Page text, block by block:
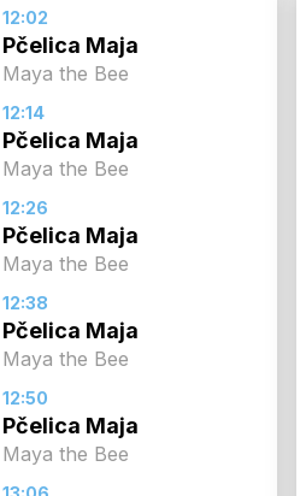
12:02
Pčelica Maja
Maya the Bee
12:14
Pčelica Maja
Maya the Bee
12:26
Pčelica Maja
Maya the Bee
12:38
Pčelica Maja
Maya the Bee
12:50
Pčelica Maja
Maya the Bee